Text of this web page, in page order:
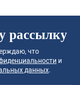
рассылку
что
и
данных.